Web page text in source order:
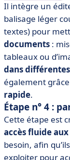
Il intègre un
balisage léger
textes) pour
documents :
tableaux ou
dans
également
rapide.
Étape n° 4 :
Cette étape est
accès fluide
besoin, afin
exploiter pour